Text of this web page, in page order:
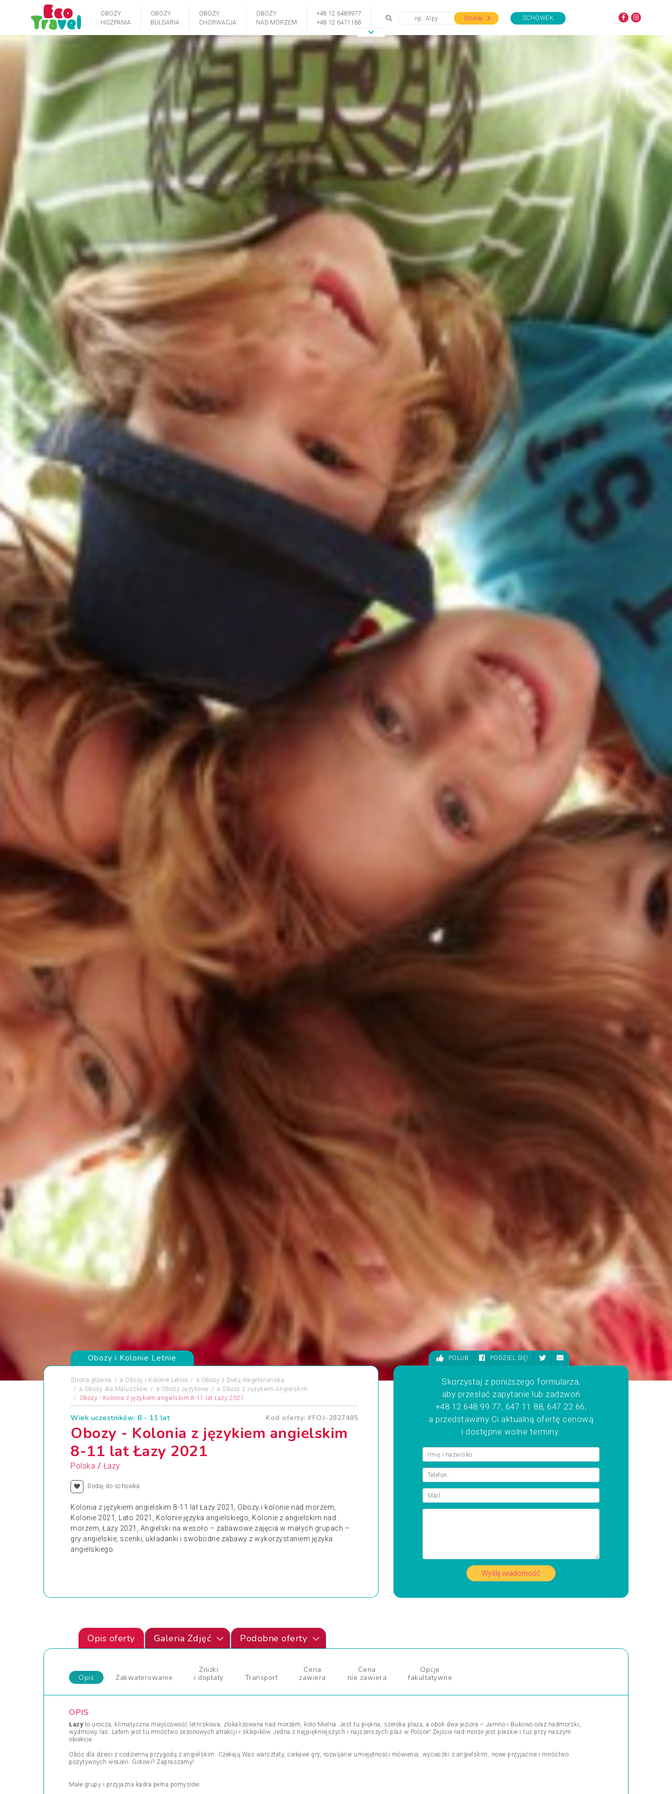
OBOZY
HISZPANIA
OBOZY
BUŁGARIA
OBOZY
CHORWACJA
OBOZY
NAD MORZEM
+48 12 6489977
+48 12 6471188
Szukaj SCHOWEK
Obozy i Kolonie Letnie
Strona główna a Obozy i Kolonie Letnie a Obozy z Dietą Wegetariańską
a Obozy dla Maluszków a Obozy Językowe a Obozy z Językiem Angielskim
Obozy - Kolonia z językiem angielskim 8-11 lat Łazy 2021
Wiek uczestników: 8 - 11 lat Kod oferty: #FOJ-2827485
Obozy - Kolonia z językiem angielskim
8-11 lat Łazy 2021
Polska / Łazy
Dodaj do schowka
Kolonia z językiem angielskim 8-11 lat Łazy 2021, Obozy i kolonie nad morzem,
Kolonie 2021, Lato 2021, Kolonie języka angielskiego, Kolonie z angielskim nad
morzem, Łazy 2021, Angielski na wesoło – zabawowe zajęcia w małych grupach –
gry angielskie, scenki, układanki i swobodne zabawy z wykorzystaniem języka
angielskiego.
POLUB PODZIEL SIĘ!
Skorzystaj z poniższego formularza,
aby przesłać zapytanie lub zadzwoń
+48 12 648 99 77, 647 11 88, 647 22 66,
a przedstawimy Ci aktualną ofertę cenową
i dostępne wolne terminy.
Wyślij wiadomość
Opis oferty Galeria Zdjęć Podobne oferty
Opis Zakwaterowanie
Zniżki
i dopłaty
Transport
Cena
zawiera
Cena
nie zawiera
Opcje
fakultatywne
OPIS
Łazyto urocza, klimatyczna miejscowość letniskowa, zlokalizowana nad morzem, koło Mielna. Jest tu piękna, szeroka plaża, a obok dwa jeziora – Jamno i Bukowo oraz nadmorski,
wydmowy las. Latem jest tu mnóstwo sezonowych atrakcji i sklepików. Jedna z najpiękniejszych i najszerszych plaż w Polsce! Zejście nad morze jest płaskie i tuż przy naszym
obiekcie.
Obóz dla dzieci z codzienną przygodą z angielskim. Czekają Was warsztaty, ciekawe gry, rozwijanie umiejętności mówienia, wycieczki z angielskim, nowe przyjaźnie i mnóstwo
pozytywnych wrażeń. Gotowi? Zapraszamy!
Małe grupy i przyjazna kadra pełna pomysłów